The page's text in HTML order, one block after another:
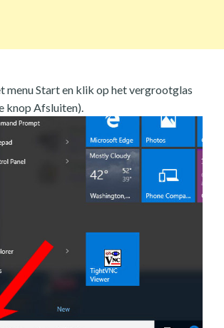
menu Start en klik op het vergrootglas
knop Afsluiten).